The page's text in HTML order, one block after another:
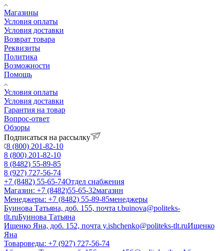
Магазины
Условия оплаты
Условия доставки
Возврат товара
Реквизиты
Политика
Возможности
Помощь
Условия оплаты
Условия доставки
Гарантия на товар
Вопрос-ответ
Обзоры
Подписаться на рассылку
8 (800) 201-82-10
8 (800) 201-82-10
8 (8482) 55-89-85
8 (927) 727-56-74
+7 (8482) 55-65-74Отдел снабжения
Магазин: +7 (8482)55-65-32магазин
Менеджеры: +7 (8482) 55-89-85менеджеры
Буинова Татьяна, доб. 155, почта t.buinova@politeks-
tlt.ruБуинова Татьяна
Ищенко Яна, доб. 152, почта y.ishchenko@politeks-tlt.ruИщенко
Яна
Товароведы: +7 (927) 727-56-74